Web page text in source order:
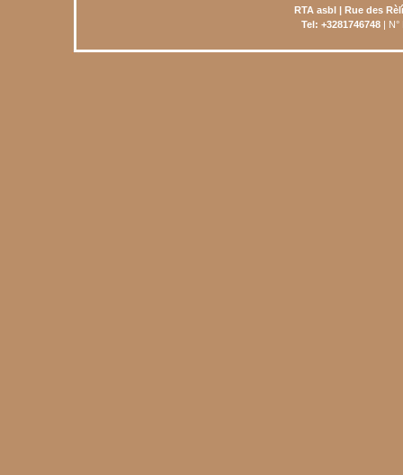
RTA asbl | Rue des
Tel: +3281746748| N°